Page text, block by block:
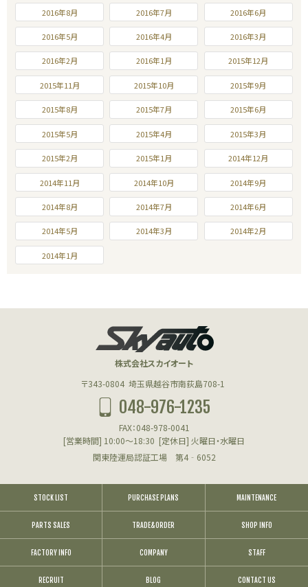
2016年8月 2016年7月 2016年6月
2016年5月 2016年4月 2016年3月
2016年2月 2016年1月 2015年12月
2015年11月 2015年10月 2015年9月
2015年8月 2015年7月 2015年6月
2015年5月 2015年4月 2015年3月
2015年2月 2015年1月 2014年12月
2014年11月 2014年10月 2014年9月
2014年8月 2014年7月 2014年6月
2014年5月 2014年3月 2014年2月
2014年1月
株式会社スカイオート
〒343-0804 埼玉県越谷市南荻島708-1
048-976-1235
FAX：048-978-0041
[営業時間] 10:00～18:30 [定休日] 火曜日・水曜日
関東陸運局認証工場 第4‐6052
STOCK LIST PURCHASE PLANS MAINTENANCE
PARTS SALES TRADE&ORDER SHOP INFO
FACTORY INFO COMPANY STAFF
RECRUIT BLOG CONTACT US